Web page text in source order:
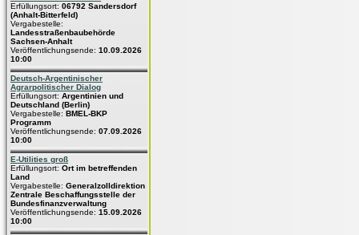
Erfüllungsort: 06792 Sandersdorf
(Anhalt-Bitterfeld)
Vergabestelle:
Landesstraßenbaubehörde
Sachsen-Anhalt
Veröffentlichungsende: 10.09.2026
10:00
Deutsch-Argentinischer
Agrarpolitischer Dialog
Erfüllungsort: Argentinien und
Deutschland (Berlin)
Vergabestelle: BMEL-BKP
Programm
Veröffentlichungsende: 07.09.2026
10:00
E-Utilities groß
Erfüllungsort: Ort im betreffenden
Land
Vergabestelle: Generalzolldirektion
Zentrale Beschaffungsstelle der
Bundesfinanzverwaltung
Veröffentlichungsende: 15.09.2026
10:00